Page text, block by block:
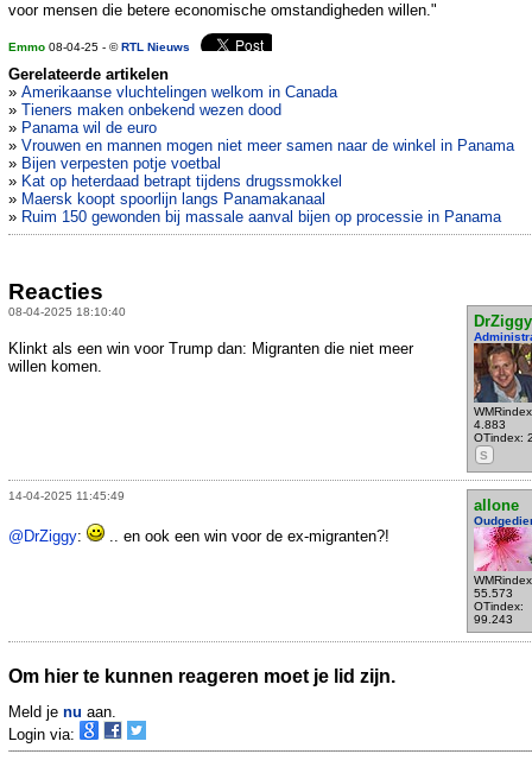
voor mensen die betere economische omstandigheden willen."
Emmo 08-04-25 - ©RTL Nieuws
Gerelateerde artikelen
» Amerikaanse vluchtelingen welkom in Canada
» Tieners maken onbekend wezen dood
» Panama wil de euro
» Vrouwen en mannen mogen niet meer samen naar de winkel in Panama
» Bijen verpesten potje voetbal
» Kat op heterdaad betrapt tijdens drugssmokkel
» Maersk koopt spoorlijn langs Panamakanaal
» Ruim 150 gewonden bij massale aanval bijen op processie in Panama
Reacties
08-04-2025 18:10:40
DrZiggy
4.883
OTindex:
S
Klinkt als een win voor Trump dan: Migranten die niet meer
willen komen.
14-04-2025 11:45:49
allone
55.573
OTindex:
99.243
@DrZiggy: .. en ook een win voor de ex-migranten?!
Om hier te kunnen reageren moet je lid zijn.
Meld je nu aan.
Login via: